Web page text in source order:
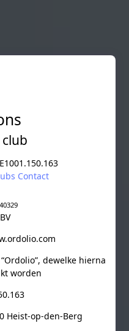
Contact
dewelke hierna
worden
Heist-op-den-Berg